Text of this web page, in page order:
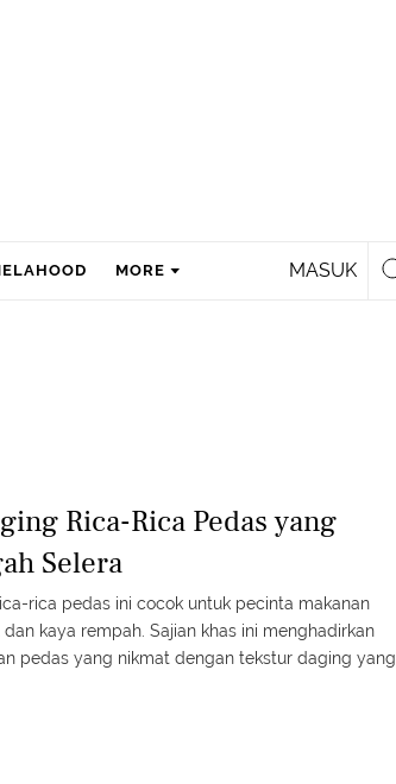
MASUK
MORE
Rica-Rica Pedas yang
Selera
rica pedas ini cocok untuk pecinta makanan
kaya rempah. Sajian khas ini menghadirkan
pedas yang nikmat dengan tekstur daging yang